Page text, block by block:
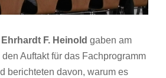
Ehrhardt F. Heinold gaben am
Auftakt für das Fachprogramm
berichteten davon, warum es